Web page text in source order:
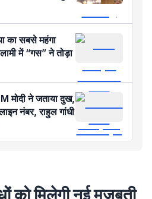
का सबसे महंगा
में “गस” ने तोड़ा
मोदी ने जताया दुख,
नंबर, राहुल गांधी
को मिलेगी नई मजबूती